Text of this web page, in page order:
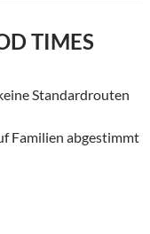
TIMES
Standardrouten
Familien abgestimmt